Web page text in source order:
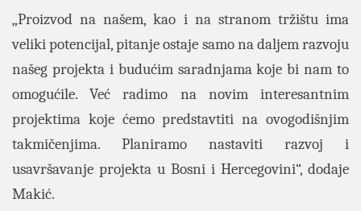
„Proizvod na našem, kao i na stranom tržištu ima
veliki potencijal, pitanje ostaje samo na daljem razvoju
našeg projekta i budućim saradnjama koje bi nam to
omogućile. Već radimo na novim interesantnim
projektima koje ćemo predstavtiti na ovogodišnjim
takmičenjima. Planiramo nastaviti razvoj i
usavršavanje projekta u Bosni i Hercegovini“, dodaje
Makić.